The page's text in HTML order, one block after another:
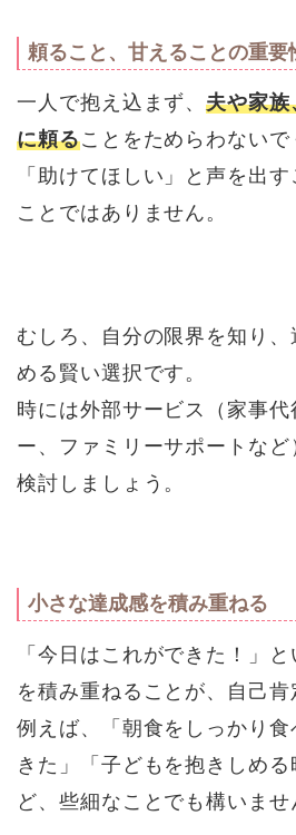
頼ること、甘えることの重要
一人で抱え込まず、夫や家族
に頼ることをためらわないで
「助けてほしい」と声を出
ことではありません。
むしろ、自分の限界を知り
める賢い選択です。
時には外部サービス（家事代
ー、ファミリーサポートな
検討しましょう。
小さな達成感を積み重ねる
「今日はこれができた！」と
を積み重ねることが、自己肯
例えば、「朝食をしっかり
きた」「子どもを抱きしめ
ど、些細なことでも構いませ